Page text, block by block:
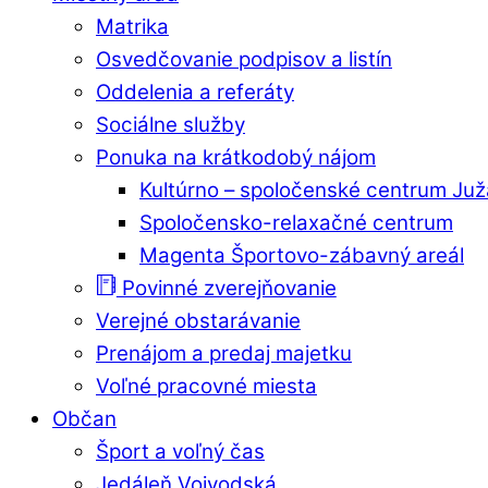
Matrika
Osvedčovanie podpisov a listín
Oddelenia a referáty
Sociálne služby
Ponuka na krátkodobý nájom
Kultúrno – spoločenské centrum
Spoločensko-relaxačné centrum
Magenta Športovo-zábavný areál
Povinné zverejňovanie
Verejné obstarávanie
Prenájom a predaj majetku
Voľné pracovné miesta
Občan
Šport a voľný čas